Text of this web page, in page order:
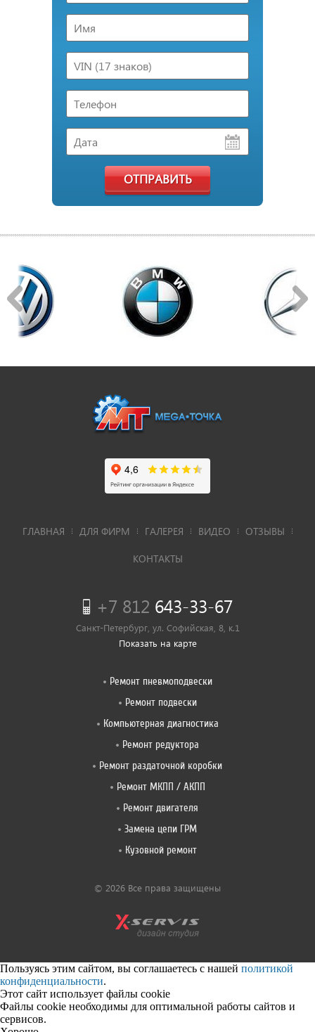
ОТПРАВИТЬ
ГЛАВНАЯ ДЛЯ ФИРМ ГАЛЕРЕЯ ВИДЕО ОТЗЫВЫ
КОНТАКТЫ
+7 812 643-33-67
Санкт-Петербург, ул. Софийская, 8, к.1
Показать на карте
Ремонт пневмоподвески
Ремонт подвески
Компьютерная диагностика
Ремонт редуктора
Ремонт раздаточной коробки
Ремонт МКПП / АКПП
Ремонт двигателя
Замена цепи ГРМ
Кузовной ремонт
© 2026 Все права защищены
Пользуясь этим сайтом, вы соглашаетесь с нашей политикой
конфиденциальности.
Этот сайт использует файлы cookie
Файлы cookie необходимы для оптимальной работы сайтов и
сервисов.